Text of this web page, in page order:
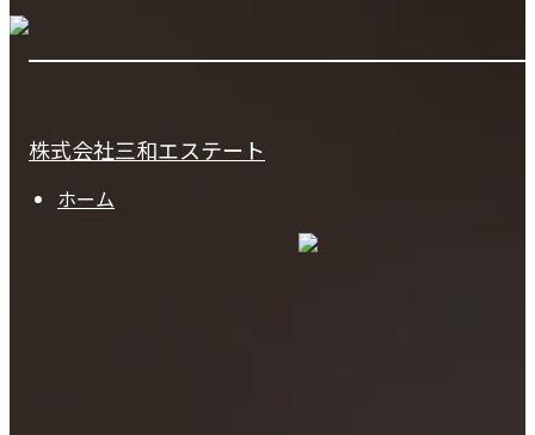
株式会社三和エステート
ホーム